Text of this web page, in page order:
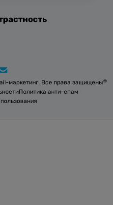
маркетинг. Все права защищены®
Политика анти-спам